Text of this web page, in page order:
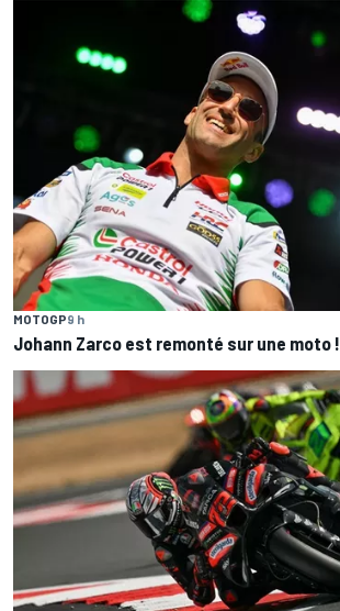
MOTOGP9 h
Johann Zarco est remonté sur une moto !